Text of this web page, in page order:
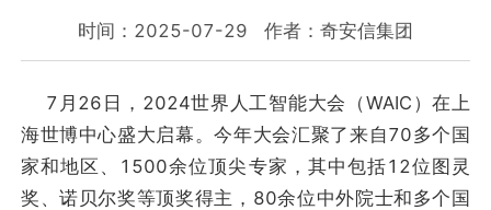
时间：2025-07-29 作者：奇安信集团
7月26日，2024世界人工智能大会（WAIC）在上
海世博中心盛大启幕。今年大会汇聚了来自70多个国
家和地区、1500余位顶尖专家，其中包括12位图灵
奖、诺贝尔奖等顶奖得主，80余位中外院士和多个国